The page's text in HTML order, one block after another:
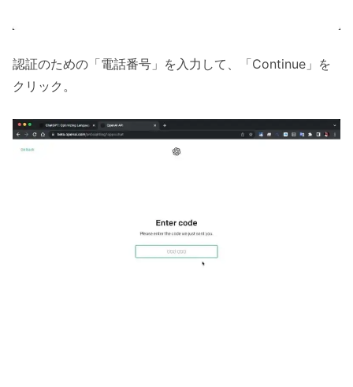
認証のための「電話番号」を入力して、「Continue」を
クリック。